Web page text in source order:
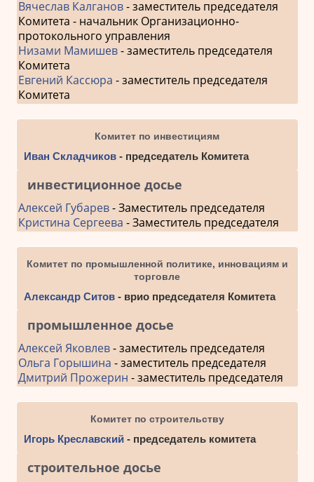
Вячеслав Калганов- заместитель председателя
Комитета - начальник Организационно-
протокольного управления
Низами Мамишев- заместитель председателя
Комитета
Евгений Кассюра - заместитель председателя
Комитета
Комитет по инвестициям
Иван Складчиков- председатель Комитета
инвестиционное досье
Алексей Губарев- Заместитель председателя
Кристина Сергеева - Заместитель председателя
Комитет по промышленной политике, инновациям и
торговле
Александр Ситов- врио председателя Комитета
промышленное досье
Алексей Яковлев- заместитель председателя
Ольга Горышина - заместитель председателя
Дмитрий Прожерин - заместитель председателя
Комитет по строительству
Игорь Креславский - председатель комитета
строительное досье